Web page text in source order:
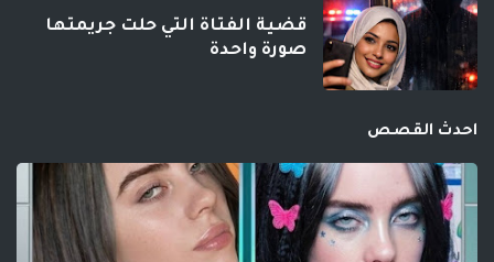
قضية الفتاة التي حلت جريمتها
صورة واحدة
احدث القصص